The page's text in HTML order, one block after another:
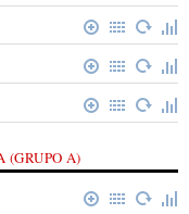
(GRUPO A)